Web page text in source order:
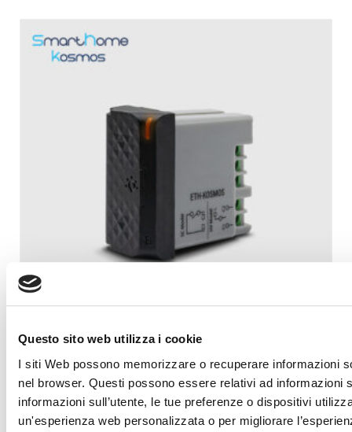
Questo sito web utilizza i cookie
I siti Web possono memorizzare o recuperare informazioni
nel browser. Questi possono essere relativi ad informazioni
informazioni sull’utente, le tue preferenze o dispositivi
un'esperienza web personalizzata o per migliorare
Pulsante multifunzione wireless touch con relè
(230 V) a tecnologia BLE